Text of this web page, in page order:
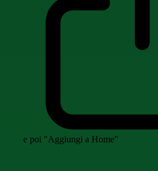
e poi "Aggiungi a Home"